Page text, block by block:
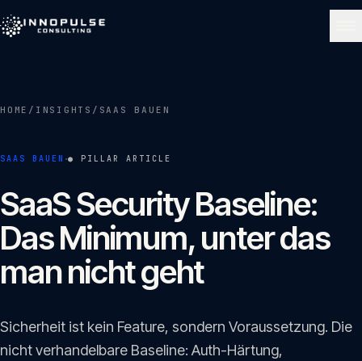
Über uns 02
Leistungen 03
Portfolio 04
HOME / INSIGHTS / SAAS BAUEN
SAAS BAUEN ·● PILLAR ARTICLE
SaaS Security Baseline:
Das Minimum, unter das
man nicht geht
Sicherheit ist kein Feature, sondern Voraussetzung. Die
nicht verhandelbare Baseline: Auth-Härtung,